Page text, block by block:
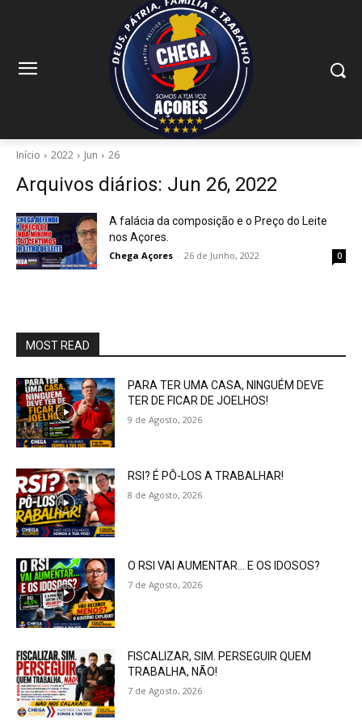
Início 2022 Jun 26
Arquivos diários: Jun 26, 2022
A falácia da composição e o Preço do Leite
nos Açores.
Chega Açores - 26 de Junho, 2022 0
MOST READ
PARA TER UMA CASA, NINGUÉM DEVE
TER DE FICAR DE JOELHOS!
9 de Agosto, 2026
RSI? É PÔ-LOS A TRABALHAR!
8 de Agosto, 2026
O RSI VAI AUMENTAR… E OS IDOSOS?
7 de Agosto, 2026
FISCALIZAR, SIM. PERSEGUIR QUEM
TRABALHA, NÃO!
7 de Agosto, 2026